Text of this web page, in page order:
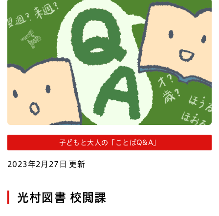
子どもと大人の「ことばQ&A」
2023年2月27日 更新
光村図書 校閲課